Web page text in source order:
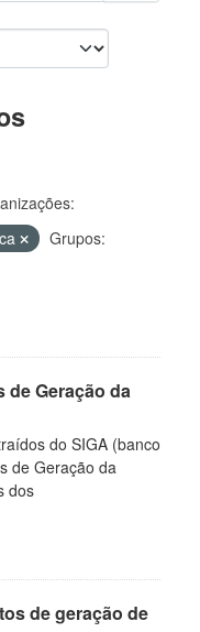
Grupos:
de Geração da
do SIGA (banco
de Geração da
dos
de geração de